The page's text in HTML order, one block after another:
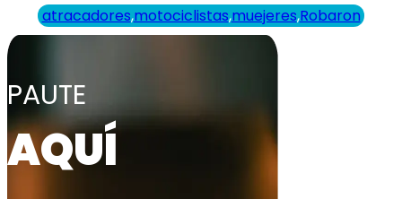
atracadores,motociclistas,muejeres,Robaron
PAUTE
AQUÍ